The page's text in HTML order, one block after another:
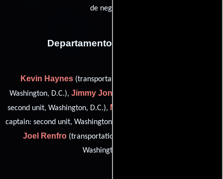
de negativos)
Departamento de transporte
Kevin Haynes (transportation co-captain: second unit,
Washington, D.C.), Jimmy Jones
second unit, Washington, D.C.), Mitch Masoner
captain: second unit, Washington, D.C. (as Mitchell J. Masoner)) y
Joel Renfro (transportation coordinator: second unit,
Washington, D.C.)